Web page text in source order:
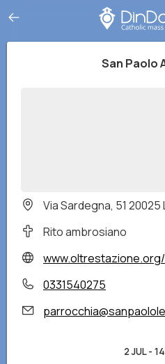
San Paolo
Via Sardegna, 51 20025
Rito ambrosiano
www.oltrestazione.org/
0331540275
2 JUL-